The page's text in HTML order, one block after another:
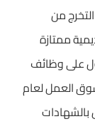
من
ممتازة
على وظائف
العمل لعام
بالشهادات